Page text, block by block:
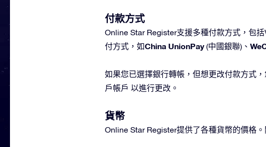
付款方式
Online Star Register支援多種付款方式，包
付方式， 如China UnionPay(中國銀聯)、
如果您已選擇銀行轉帳，但想更改付款方式
戶帳戶 以進行更改。
貨幣
Online Star Register提供了各種貨幣的價格